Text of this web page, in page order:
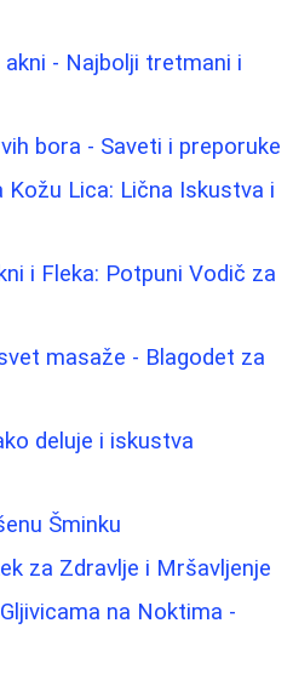
- Najbolji tretmani i
bora - Saveti i preporuke
Kožu Lica: Lična Iskustva i
i Fleka: Potpuni Vodič za
masaže - Blagodet za
deluje i iskustva
Šminku
za Zdravlje i Mršavljenje
na Noktima -